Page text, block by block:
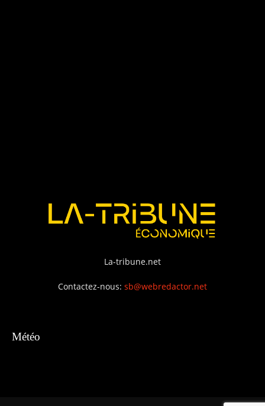
La-tribune.net
Contactez-nous: sb@webredactor.net
Météo